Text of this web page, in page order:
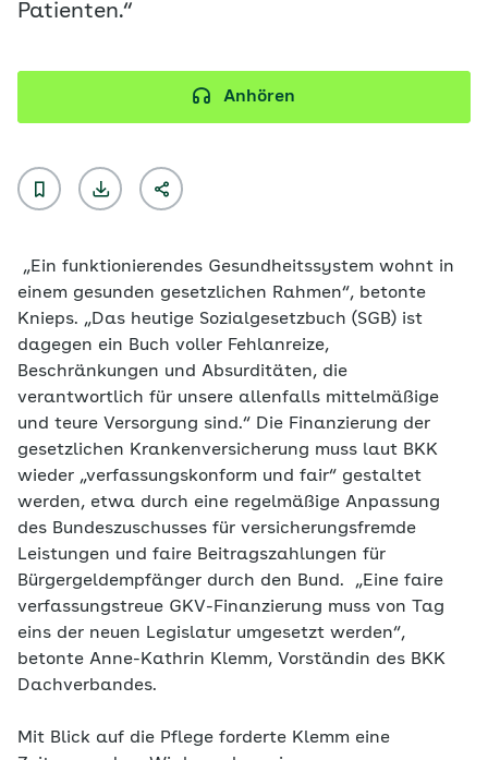
Patienten.“
Anhören
„Ein funktionierendes Gesundheitssystem wohnt in
einem gesunden gesetzlichen Rahmen“, betonte
Knieps. „Das heutige Sozialgesetzbuch (SGB) ist
dagegen ein Buch voller Fehlanreize,
Beschränkungen und Absurditäten, die
verantwortlich für unsere allenfalls mittelmäßige
und teure Versorgung sind.“ Die Finanzierung der
gesetzlichen Krankenversicherung muss laut BKK
wieder „verfassungskonform und fair“ gestaltet
werden, etwa durch eine regelmäßige Anpassung
des Bundeszuschusses für versicherungsfremde
Leistungen und faire Beitragszahlungen für
Bürgergeldempfänger durch den Bund. „Eine faire
verfassungstreue GKV-Finanzierung muss von Tag
eins der neuen Legislatur umgesetzt werden“,
betonte Anne-Kathrin Klemm, Vorständin des BKK
Dachverbandes.
Mit Blick auf die Pflege forderte Klemm eine